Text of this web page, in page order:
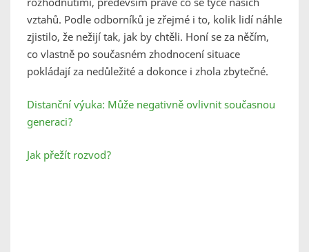
vztahů. Podle odborníků je zřejmé i to, kolik lidí náhle
zjistilo, že nežijí tak, jak by chtěli. Honí se za něčím,
co vlastně po současném zhodnocení situace
pokládají za nedůležité a dokonce i zhola zbytečné.
Distanční výuka: Může negativně ovlivnit současnou
generaci?
Jak přežít rozvod?